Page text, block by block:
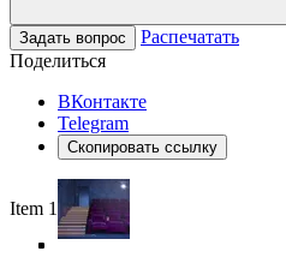
Задать вопрос
Распечатать
Поделиться
ВКонтакте
Telegram
Скопировать ссылку
Item 1 of 5